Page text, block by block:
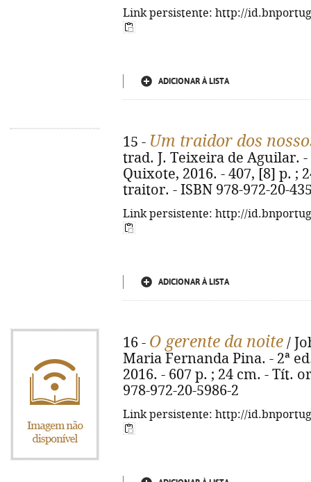
Link persistente: http://
ADICIONAR À LISTA
15 - Um traidor dos
trad. J. Teixeira de Aguilar.
Quixote, 2016. - 407, [8] p. ;
traitor. - ISBN 978-972-20-
Link persistente: http://
ADICIONAR À LISTA
16 - O gerente da noite /
Maria Fernanda Pina. - 2ª
2016. - 607 p. ; 24 cm. - Tít.
978-972-20-5986-2
Link persistente: http://